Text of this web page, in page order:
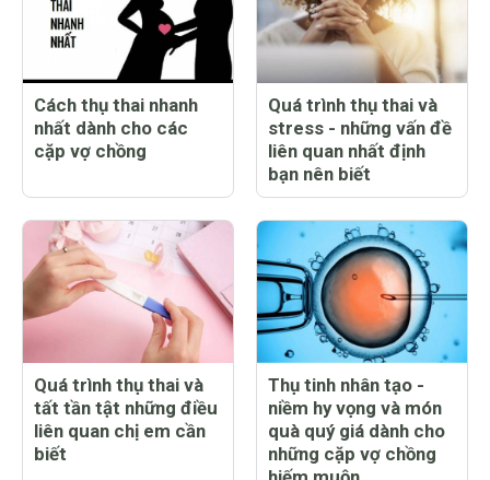
Cách thụ thai nhanh
nhất dành cho các
cặp vợ chồng
Quá trình thụ thai và
stress - những vấn đề
liên quan nhất định
bạn nên biết
Quá trình thụ thai và
tất tần tật những điều
liên quan chị em cần
biết
Thụ tinh nhân tạo -
niềm hy vọng và món
quà quý giá dành cho
những cặp vợ chồng